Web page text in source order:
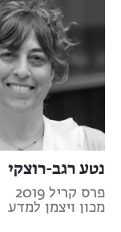
נטע רגב-רוצקי
פרס קריל 2019
מכון ויצמן למדע